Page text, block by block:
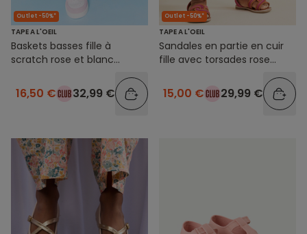
Outlet -50%*
TAPE A L'OEIL
Baskets basses fille à
scratch rose et blanc
16,50 € 32,99 €
Outlet -50%*
TAPE A L'OEIL
Sandales en partie en cuir
fille avec torsades rose
15,00 € 29,99 €